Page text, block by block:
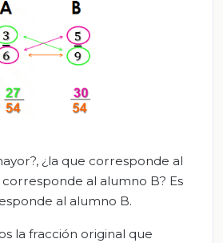
¿la que corresponde al
al alumno B? Es
al alumno B.
la fracción original que